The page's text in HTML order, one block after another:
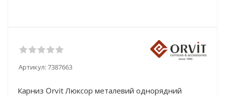
Артикул:7387663
Карниз Orvit Люксор металевий однорядний